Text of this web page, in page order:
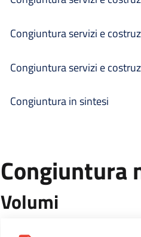
Congiuntura servizi e
Congiuntura servizi e
Congiuntura in sintesi
Congiuntura
Volumi